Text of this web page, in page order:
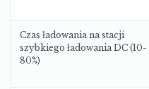
Czas ładowania na stacji
szybkiego ładowania DC (10-
80%)